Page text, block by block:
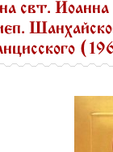
свт.